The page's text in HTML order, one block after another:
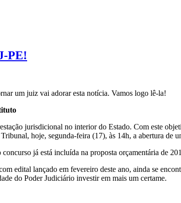
PE!
um juiz vai adorar esta notícia. Vamos logo lê-la!
jurisdicional no interior do Estado. Com este
hoje, segunda-feira (17), às 14h, a abertura de
já está incluída na proposta orçamentária de
edital lançado em fevereiro deste ano, ainda se
do Poder Judiciário investir em mais um certame.